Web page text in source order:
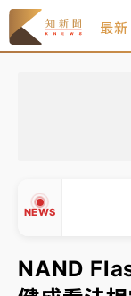
最新
NEWS
有片｜
連根拔起
中颱白海豚風
響最劇烈
NAND